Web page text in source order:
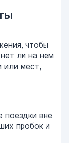
чтобы
ли на нем
или мест,
поездки вне
пробок и